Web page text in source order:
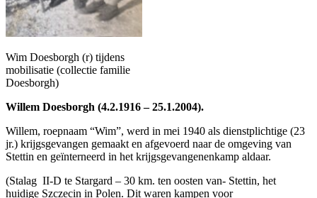
Wim Doesborgh (r) tijdens
mobilisatie (collectie familie
Doesborgh)
Willem Doesborgh (4.2.1916 – 25.1.2004).
Willem, roepnaam “Wim”, werd in mei 1940 als dienstplichtige (23
jr.) krijgsgevangen gemaakt en afgevoerd naar de omgeving van
Stettin en geïnterneerd in het krijgsgevangenenkamp aldaar.
(Stalag II-D te Stargard – 30 km. ten oosten van- Stettin, het
huidige Szczecin in Polen. Dit waren kampen voor